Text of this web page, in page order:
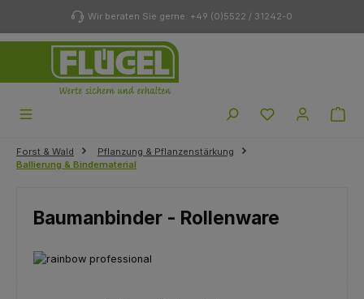
Zum Hauptinhalt springenWir beraten Sie gerne: +49 (0)5522 / 31242-0
Du hast 0
Forst & Wald
Pflanzung & Pflanzenstärkung
Ballierung & Bindematerial
Baumanbinder - Rollenware